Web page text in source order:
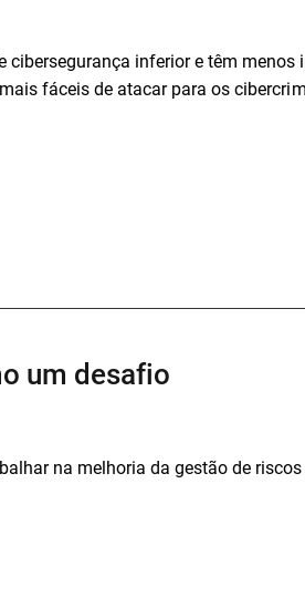
inferior e têm menos
fáceis de atacar para os
um desafio
na melhoria da gestão de riscos